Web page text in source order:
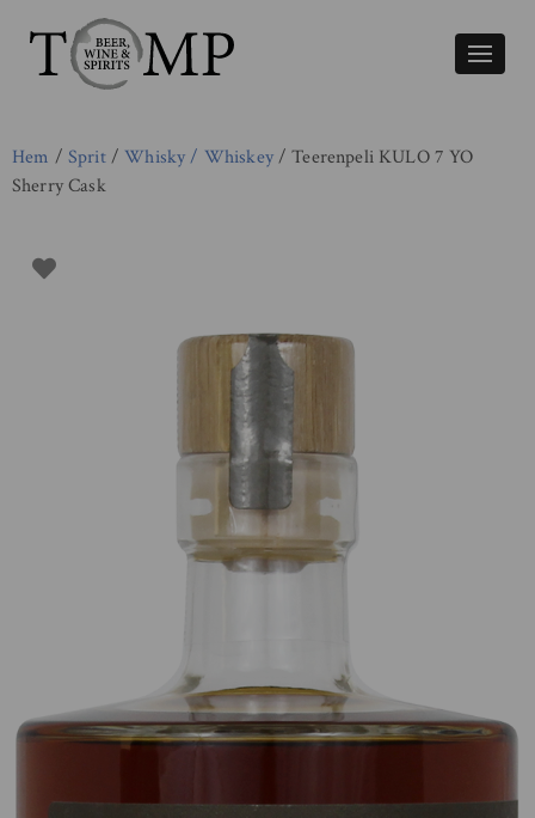
Växla
Hem / Sprit/Whisky / Whiskey/ Teerenpeli KULO 7 YO
Sherry Cask